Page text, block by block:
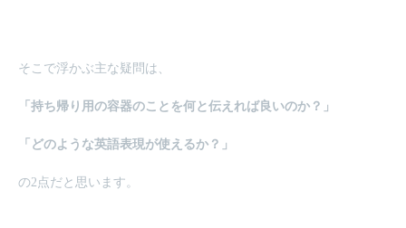
そこで浮かぶ主な疑問は、
「持ち帰り用の容器のことを何と伝えれば良いのか？」
「どのような英語表現が使えるか？」
の2点だと思います。